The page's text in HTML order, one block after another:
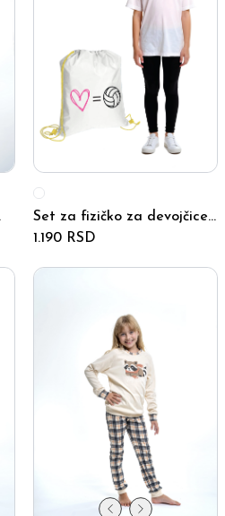
Set za fizičko za devojčice -
57528-575214
1.190 RSD